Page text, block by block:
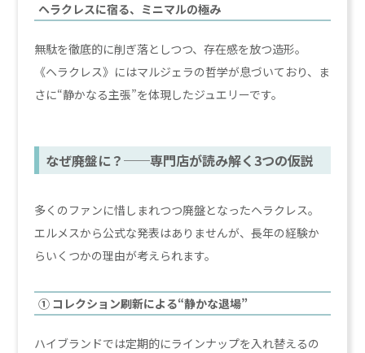
ヘラクレスに宿る、ミニマルの極み
無駄を徹底的に削ぎ落としつつ、存在感を放つ造形。
《ヘラクレス》にはマルジェラの哲学が息づいており、ま
さに“静かなる主張”を体現したジュエリーです。
なぜ廃盤に？──専門店が読み解く3つの仮説
多くのファンに惜しまれつつ廃盤となったヘラクレス。
エルメスから公式な発表はありませんが、長年の経験か
らいくつかの理由が考えられます。
① コレクション刷新による“静かな退場”
ハイブランドでは定期的にラインナップを入れ替えるの